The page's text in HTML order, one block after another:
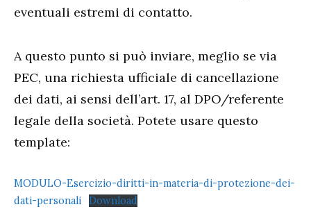
eventuali estremi di contatto.
A questo punto si può inviare, meglio se via
PEC, una richiesta ufficiale di cancellazione
dei dati, ai sensi dell’art. 17, al DPO/referente
legale della società. Potete usare questo
template:
MODULO-Esercizio-diritti-in-materia-di-protezione-dei-
dati-personali
Download